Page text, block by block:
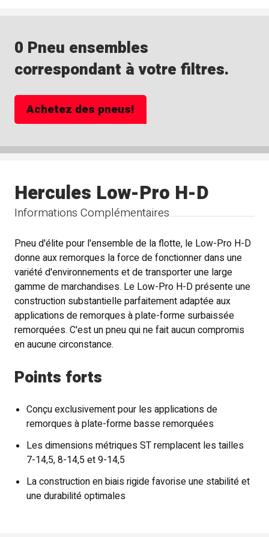
0 Pneu ensembles
correspondant à votre filtres.
Achetez des pneus!
Informations Complémentaires
Hercules Low-Pro H-D
Pneu d'élite pour l'ensemble de la flotte, le Low-Pro H-D
donne aux remorques la force de fonctionner dans une
variété d'environnements et de transporter une large
gamme de marchandises. Le Low-Pro H-D présente une
construction substantielle parfaitement adaptée aux
applications de remorques à plate-forme surbaissée
remorquées. C'est un pneu qui ne fait aucun compromis
en aucune circonstance.
Points forts
Conçu exclusivement pour les applications de
remorques à plate-forme basse remorquées
Les dimensions métriques ST remplacent les tailles
7-14,5, 8-14,5 et 9-14,5
La construction en biais rigide favorise une stabilité et
une durabilité optimales